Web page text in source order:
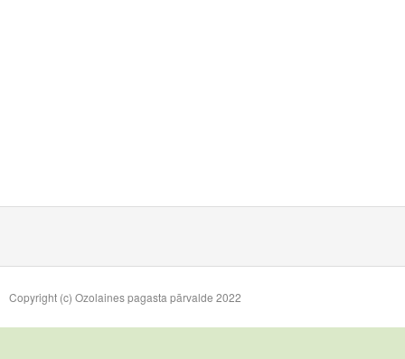
Copyright (c) Ozolaines pagasta pārvalde 2022